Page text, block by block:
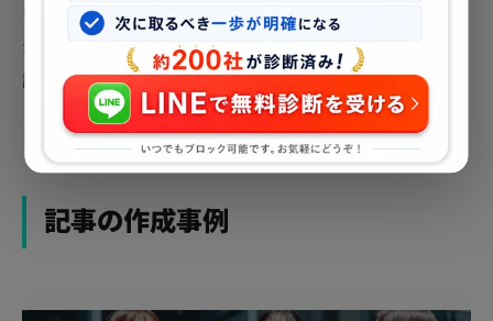
い」「記事を書いても検索に出てこない」——そんなお悩み
があれば、お気軽にご相談ください。ジャンル選定からSEO
設計、記事制作まで一気通貫でサポートいたします。
お問い合わせはこちら →
記事の作成事例